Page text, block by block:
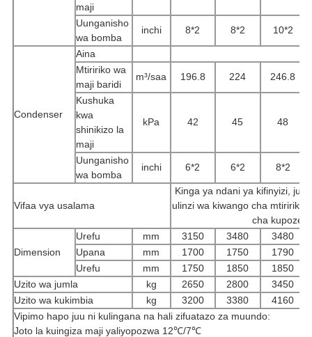
maji
Uunganisho
wa bomba
inchi 8*2 8*2 10*2
Condenser
Aina
Mtiririko wa
maji baridi
m³/saa 196.8 224 246.8
Kushuka
kwa
shinikizo la
maji
kPa 42 45 48
Uunganisho
wa bomba
inchi 6*2 6*2 8*2
Vifaa vya usalama
Kinga ya ndani ya kifinyizi, juu
ulinzi wa kiwango cha
cha
Dimension
Urefu mm 3150 3480
3480
Upana
mm 1700 1750
1790
Urefu
mm 1750 1850
1850
Uzito wa jumla
kg 2650 2800
3450
Uzito wa kukimbia
kg 3200 3380
4160
Vipimo hapo juu ni kulingana na hali zifuatazo za muundo:
Joto la kuingiza maji yaliyopozwa 12℃/7℃